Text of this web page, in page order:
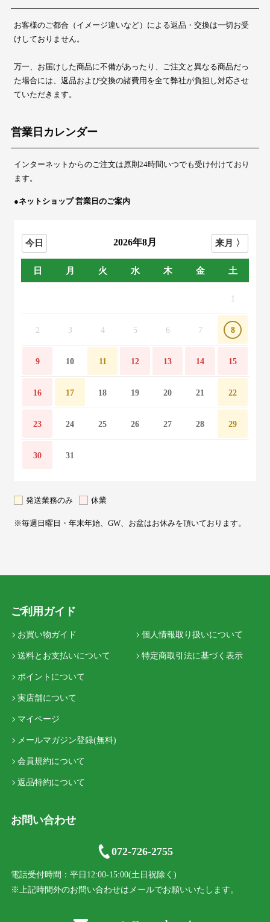
お客様のご都合（イメージ違いなど）による返品・交換は一切お受
けしておりません。
万一、お届けした商品に不備があったり、ご注文と異なる商品だっ
た場合には、返品および交換の諸費用を全て弊社が負担し対応させ
ていただきます。
営業日カレンダー
インターネットからのご注文は原則24時間いつでも受け付けており
ます。
●ネットショップ 営業日のご案内
2026年8月
日 月 火 水 木 金 土
1
2 3 4 5 6 7 8
9 10 11 12 13 14 15
16 17 18 19 20 21 22
23 24 25 26 27 28 29
30 31
発送業務のみ 休業
※毎週日曜日・年末年始、GW、お盆はお休みを頂いております。
ご利用ガイド
お買い物ガイド
送料とお支払いについて
ポイントについて
実店舗について
マイページ
メールマガジン登録(無料)
会員規約について
返品特約について
個人情報取り扱いについて
特定商取引法に基づく表示
お問い合わせ
072-726-2755
電話受付時間：平日12:00-15:00(土日祝除く)
※上記時間外のお問い合わせはメールでお願いいたします。